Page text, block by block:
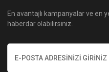
En avantajlı kampanyalar ve en
haberdar olabilirsiniz.